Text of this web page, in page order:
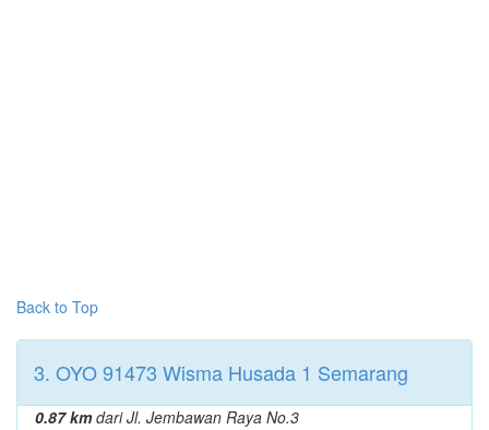
Back to Top
3. OYO 91473 Wisma Husada 1 Semarang
0.87 kmdari Jl. Jembawan Raya No.3